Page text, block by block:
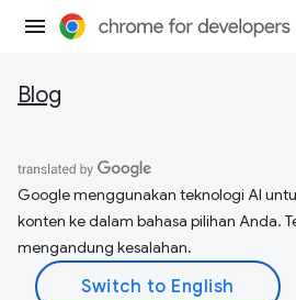
Blog
Google menggunakan teknologi AI
konten ke dalam bahasa pilihan Anda.
mengandung kesalahan.